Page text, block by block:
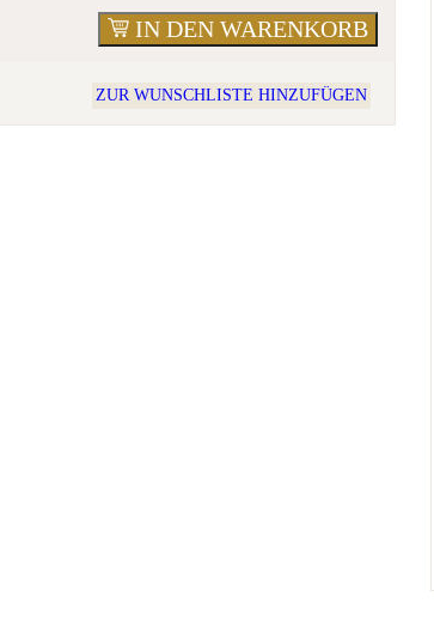
war:
90,00€
ist:
87,30€.
IN DEN WARENKORB
ZUR WUNSCHLISTE HINZUFÜGEN